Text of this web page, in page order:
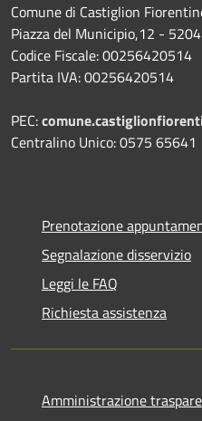
Comune di Castiglion
Piazza del Municipio,12 -
Codice Fiscale: 00256420514
Partita IVA: 00256420514
PEC:
Centralino Unico: 0575 65641
Prenotazione
Segnalazione disservizio
Leggi le FAQ
Richiesta assistenza
Amministrazione